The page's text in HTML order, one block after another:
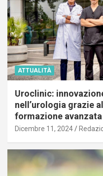
ATTUALITÀ
Uroclinic:
nell’urologia grazie
formazione avanzata
Dicembre 11, 2024